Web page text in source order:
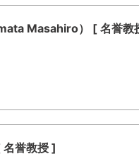
Masahiro） [ 名誉教
誉教授 ]